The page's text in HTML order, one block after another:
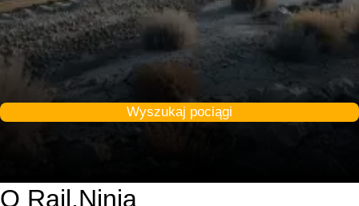
Wyszukaj pociągi
O Rail.Ninja